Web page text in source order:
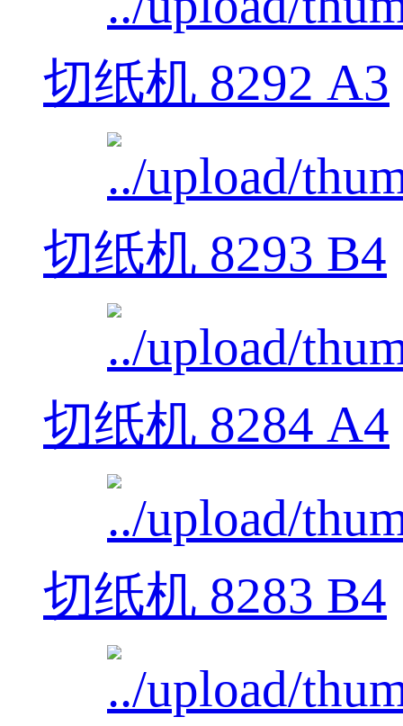
切纸机 8292 A3
切纸机 8293 B4
切纸机 8284 A4
切纸机 8283 B4